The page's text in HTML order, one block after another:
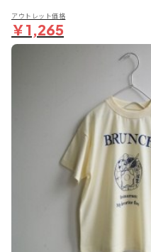
アウトレット価格
￥1,265